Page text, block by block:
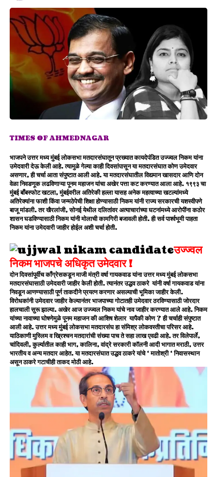
TIMES OF AHMEDNAGAR
भाजपने उत्तर मध्य मुंबई लोकसभा मतदारसंघातून प्रख्यात कायदेपंडित उज्ज्वल निकम यांना
उमेदवारी देऊ केली आहे. त्यामुळे गेल्या काही दिवसांपासून या मतदारसंघात कोण उमेदवार
असणार, ही चर्चा आता संपुष्टात आली आहे. या मतदारसंघातील विद्यमान खासदार आणि दोन
वेळा निवडणूक लढविणाऱ्या पूनम महाजन यांचा अखेरपत्ता कट करण्यातआला आहे. १९९३ चा
मुंबई बाँबस्फोट खटला, मुंबईवरील अतिरेकी हल्ला यासह अनेक महत्वाच्या खटल्यांमध्ये
अतिरेक्यांना फाशी किंवा जन्मठेपेची शिक्षा होण्यासाठी निकम यांनी राज्य सरकारची यशस्वीपणे
बाजू मांडली. तर खैरलांजी, सोनई येथील दलितांवर अत्याचारांच्या घटनांमध्ये आरोपींना कठोर
शासन घडविण्यासाठी निकम यांनी मोलाची कामगिरी बजावली होती. ही सर्व पार्श्वभूमी पाहता
निकम यांना उमेदवारी जाहीर होईल अशी चर्चा होती.
उज्ज्वल
निकम भाजपचे अधिकृत उमेदवार !
दोन दिवसांपूर्वीच काँग्रेसकडून माजी मंत्री वर्षा गायकवाड यांना उत्तर मध्य मुंबई लोकसभा
मतदारसंघासाठी उमेदवारी जाहीर केली होती. त्यानंतर उद्धव ठाकरे यांनी वर्षा गायकवाड यांना
निवडून आणण्यासाठी पूर्ण ताकदीने प्रयत्न करणार असल्याची भूमिका जाहीर केली.
विरोधकांनी उमेदवार जाहीर केल्यानंतर भाजपाच्या गोटातही उमेदवार ठरविण्यासाठी जोरदार
हालचाली सुरू झाल्या. अखेर आज उज्ज्वल निकम यांचे नाव जाहीर करण्यात आले आहे. निकम
यांच्या नावाच्या घोषणेमुळे पूनम महाजन की आशिष शेलार यापैकी कोण ? ही चर्चाही संपुष्टात
आली आहे. उत्तर मध्य मुंबई लोकसभा मतदारसंघ हा संमिश्र लोकवस्तीचा परिसर आहे.
याठिकाणी मुस्लिम व ख्रिश्चन मतदारांची संख्या पाच ते सहा लाख एवढी आहे. तर विलेपार्ले,
चांदिवली, कुर्ल्यातील काही भाग, कालिना, वांद्रे सरकारी कॉलनी आदी भागात मराठी, उत्तर
भारतीय व अन्य मतदार आहेत. या मतदारसंघात उद्धव ठाकरे यांचे ‘ मातोश्री ‘ निवासस्थान
असून ठाकरे गटाचीही ताकद मोठी आहे.